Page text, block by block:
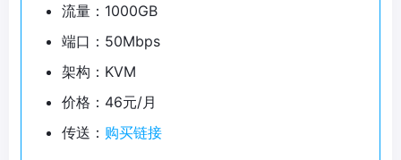
流量：1000GB
端口：50Mbps
架构：KVM
价格：46元/月
传送： 购买链接